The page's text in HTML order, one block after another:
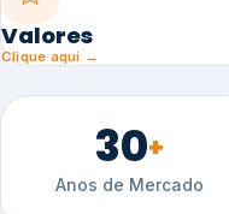
Valores
Clique aqui →
30+
Anos de Mercado